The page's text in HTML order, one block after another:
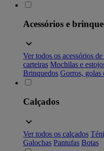
Acessórios e
Ver todos os acessórios
carteiras Mochilas e
Brinquedos Gorros, golas
Calçados
Ver todos os calçados
Galochas Pantufas Botas